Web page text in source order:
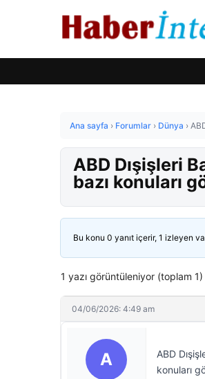
Ana sayfa › Forumlar › Dünya ›
ABD Dışişleri
bazı konuları
Bu konu 0 yanıt içerir, 1 izleyen
1 yazı görüntüleniyor (toplam 1)
04/06/2026: 4:49 am
A
ABD
konuları